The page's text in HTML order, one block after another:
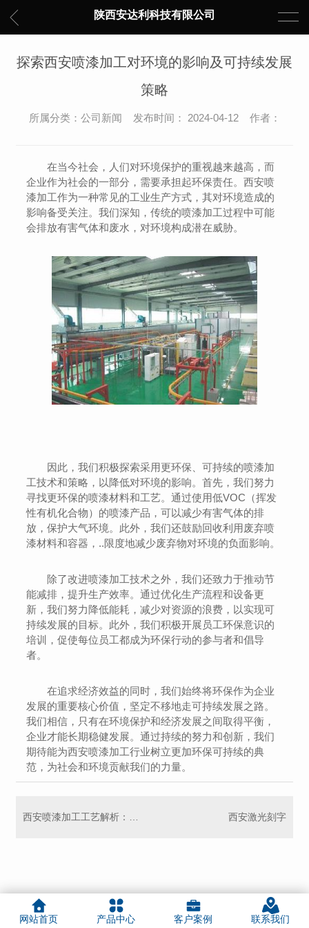
陕西安达利科技有限公司
探索西安喷漆加工对环境的影响及可持续发展
策略
所属分类：公司新闻 发布时间： 2024-04-12 作者：
在当今社会，人们对环境保护的重视越来越高，而
企业作为社会的一部分，需要承担起环保责任。西安喷
漆加工作为一种常见的工业生产方式，其对环境造成的
影响备受关注。我们深知，传统的喷漆加工过程中可能
会排放有害气体和废水，对环境构成潜在威胁。
因此，我们积极探索采用更环保、可持续的喷漆加
工技术和策略，以降低对环境的影响。首先，我们努力
寻找更环保的喷漆材料和工艺。通过使用低VOC（挥发
性有机化合物）的喷漆产品，可以减少有害气体的排
放，保护大气环境。此外，我们还鼓励回收利用废弃喷
漆材料和容器，..限度地减少废弃物对环境的负面影响。
除了改进喷漆加工技术之外，我们还致力于推动节
能减排，提升生产效率。通过优化生产流程和设备更
新，我们努力降低能耗，减少对资源的浪费，以实现可
持续发展的目标。此外，我们积极开展员工环保意识的
培训，促使每位员工都成为环保行动的参与者和倡导
者。
在追求经济效益的同时，我们始终将环保作为企业
发展的重要核心价值，坚定不移地走可持续发展之路。
我们相信，只有在环境保护和经济发展之间取得平衡，
企业才能长期稳健发展。通过持续的努力和创新，我们
期待能为西安喷漆加工行业树立更加环保可持续的典
范，为社会和环境贡献我们的力量。
西安激光刻字
网站首页 产品中心 客户案例 联系我们